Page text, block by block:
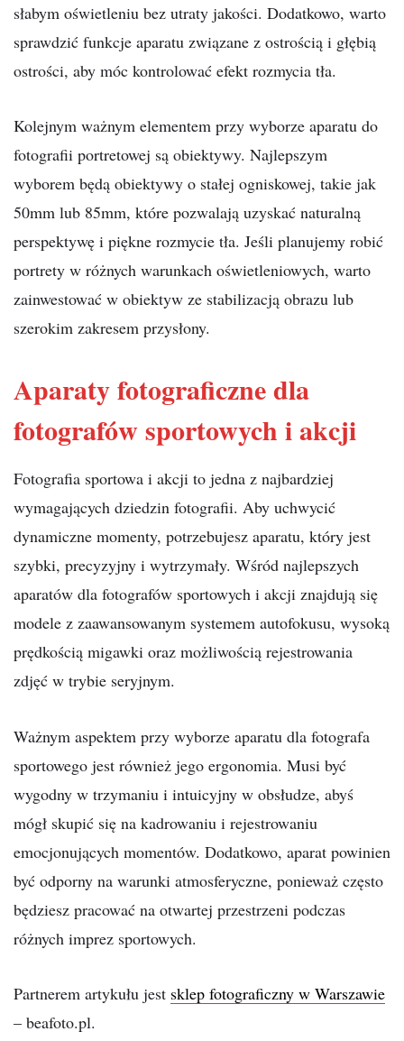
słabym oświetleniu bez utraty jakości. Dodatkowo, warto
sprawdzić funkcje aparatu związane z ostrością i głębią
ostrości, aby móc kontrolować efekt rozmycia tła.
Kolejnym ważnym elementem przy wyborze aparatu do
fotografii portretowej są obiektywy. Najlepszym
wyborem będą obiektywy o stałej ogniskowej, takie jak
50mm lub 85mm, które pozwalają uzyskać naturalną
perspektywę i piękne rozmycie tła. Jeśli planujemy robić
portrety w różnych warunkach oświetleniowych, warto
zainwestować w obiektyw ze stabilizacją obrazu lub
szerokim zakresem przysłony.
Aparaty fotograficzne dla
fotografów sportowych i akcji
Fotografia sportowa i akcji to jedna z najbardziej
wymagających dziedzin fotografii. Aby uchwycić
dynamiczne momenty, potrzebujesz aparatu, który jest
szybki, precyzyjny i wytrzymały. Wśród najlepszych
aparatów dla fotografów sportowych i akcji znajdują się
modele z zaawansowanym systemem autofokusu, wysoką
prędkością migawki oraz możliwością rejestrowania
zdjęć w trybie seryjnym.
Ważnym aspektem przy wyborze aparatu dla fotografa
sportowego jest również jego ergonomia. Musi być
wygodny w trzymaniu i intuicyjny w obsłudze, abyś
mógł skupić się na kadrowaniu i rejestrowaniu
emocjonujących momentów. Dodatkowo, aparat powinien
być odporny na warunki atmosferyczne, ponieważ często
będziesz pracować na otwartej przestrzeni podczas
różnych imprez sportowych.
Partnerem artykułu jest sklep fotograficzny w Warszawie
– beafoto.pl.